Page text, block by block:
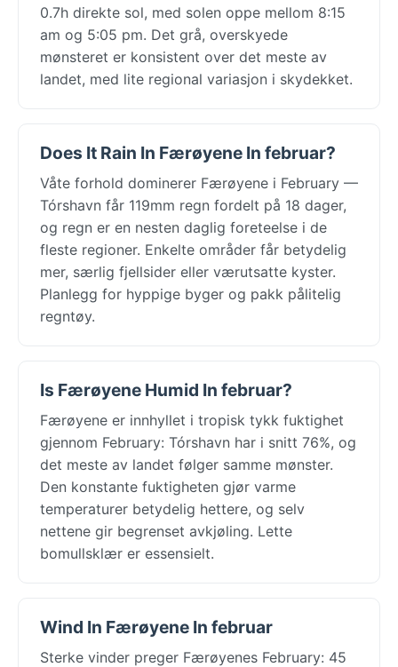
0.7h direkte sol, med solen oppe mellom 8:15
am og 5:05 pm. Det grå, overskyede
mønsteret er konsistent over det meste av
landet, med lite regional variasjon i skydekket.
Does It Rain In Færøyene In februar?
Våte forhold dominerer Færøyene i February —
Tórshavn får 119mm regn fordelt på 18 dager,
og regn er en nesten daglig foreteelse i de
fleste regioner. Enkelte områder får betydelig
mer, særlig fjellsider eller værutsatte kyster.
Planlegg for hyppige byger og pakk pålitelig
regntøy.
Is Færøyene Humid In februar?
Færøyene er innhyllet i tropisk tykk fuktighet
gjennom February: Tórshavn har i snitt 76%, og
det meste av landet følger samme mønster.
Den konstante fuktigheten gjør varme
temperaturer betydelig hettere, og selv
nettene gir begrenset avkjøling. Lette
bomullsklær er essensielt.
Wind In Færøyene In februar
Sterke vinder preger Færøyenes February: 45